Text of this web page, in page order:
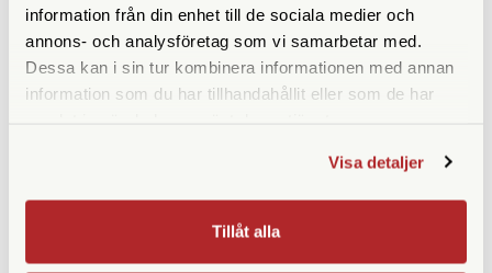
information från din enhet till de sociala medier och
annons- och analysföretag som vi samarbetar med.
Dessa kan i sin tur kombinera informationen med annan
information som du har tillhandahållit eller som de har
Visa detaljer
Tillåt alla
Opticron Opticron
Finns i lager